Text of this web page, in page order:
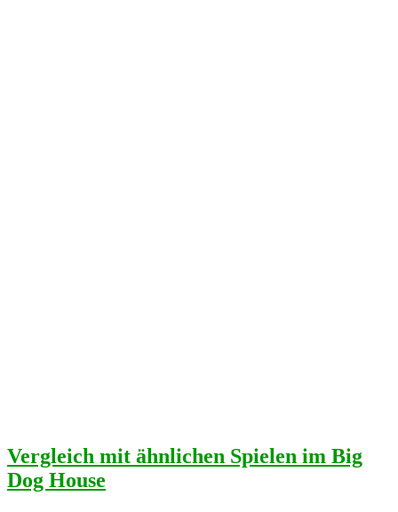
Vergleich mit ähnlichen Spielen im Big
Dog House